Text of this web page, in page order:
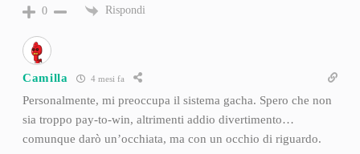
0 Rispondi
Camilla 4 mesi fa
Personalmente, mi preoccupa il sistema gacha. Spero che non
sia troppo pay-to-win, altrimenti addio divertimento…
comunque darò un’occhiata, ma con un occhio di riguardo.